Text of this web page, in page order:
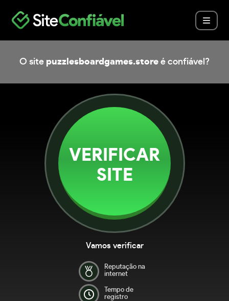
O site puzzlesboardgames.store é confiável?
VERIFICAR
SITE
Vamos verificar
Reputação na
internet
Tempo de
registro